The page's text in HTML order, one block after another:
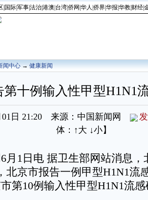
国际|军事|法治|港澳 台湾|侨网 华人 侨界|华报 华教| 财经|
闻中心→健康新闻
第十例输入性甲型H1N1
01日 21:20 来源：中国新闻网
体： ↑大 ↓小】
1日电 据卫生部网站消息，
北京市报告一例甲型H1N1流
第10例输入性甲型H1N1流